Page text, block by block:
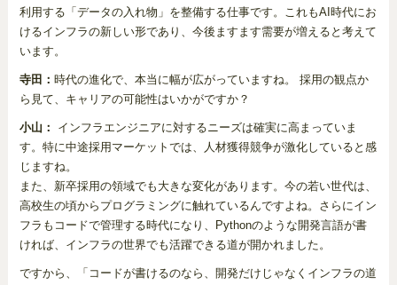
利用する「データの入れ物」を整備する仕事です。これもAI時代にお
けるインフラの新しい形であり、今後ますます需要が増えると考えて
います。
寺田： 時代の進化で、本当に幅が広がっていますね。 採用の観点か
ら見て、キャリアの可能性はいかがですか？
小山：
インフラエンジニアに対するニーズは確実に高まっていま
す。特に中途採用マーケットでは、人材獲得競争が激化していると感
じますね。
また、新卒採用の領域でも大きな変化があります。今の若い世代は、
高校生の頃からプログラミングに触れているんですよね。さらにイン
フラもコードで管理する時代になり、Pythonのような開発言語が書
ければ、インフラの世界でも活躍できる道が開かれました。
ですから、「コードが書けるのなら、開発だけじゃなくインフラの道